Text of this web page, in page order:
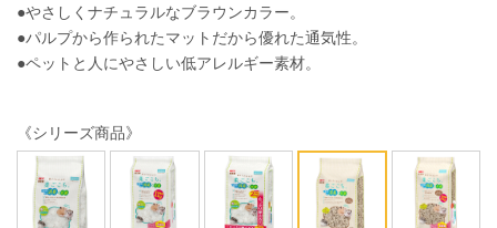
●やさしくナチュラルなブラウンカラー。
●パルプから作られたマットだから優れた通気性。
●ペットと人にやさしい低アレルギー素材。
《シリーズ商品》